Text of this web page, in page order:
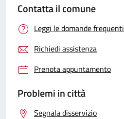
Contatta il comune
Leggi le domande frequenti
Richiedi assistenza
Prenota appuntamento
Problemi in città
Segnala disservizio